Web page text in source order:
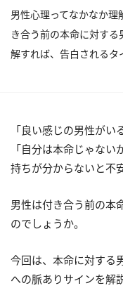
男性心理ってなかなか
き合う前の本命に対す
解すれば、告白されるタ
「良い感じの男性がい
「自分は本命じゃな
持ちが分からないと不
男性は付き合う前の本
のでしょうか。
今回は、本命に対する
への脈ありサインを解